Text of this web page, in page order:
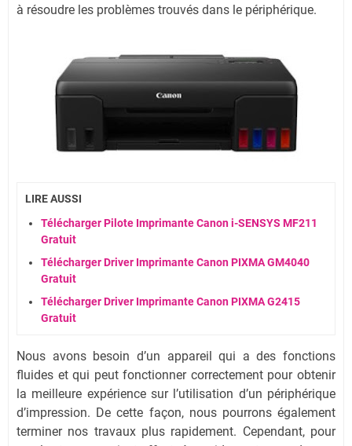
à résoudre les problèmes trouvés dans le périphérique.
LIRE AUSSI
Télécharger Pilote Imprimante Canon i-SENSYS MF211
Gratuit
Télécharger Driver Imprimante Canon PIXMA GM4040
Gratuit
Télécharger Driver Imprimante Canon PIXMA G2415
Gratuit
Nous avons besoin d’un appareil qui a des fonctions
fluides et qui peut fonctionner correctement pour obtenir
la meilleure expérience sur l’utilisation d’un périphérique
d’impression. De cette façon, nous pourrons également
terminer nos travaux plus rapidement. Cependant, pour